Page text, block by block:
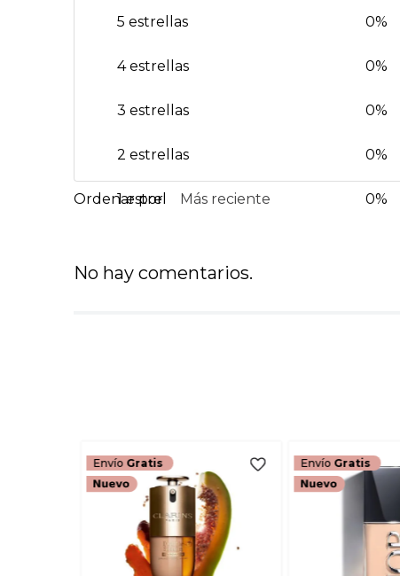
5 estrellas 0%
4 estrellas 0%
3 estrellas 0%
2 estrellas 0%
1 estrella 0%
Más reciente
No hay comentarios.
Envío Gratis Envío Gratis